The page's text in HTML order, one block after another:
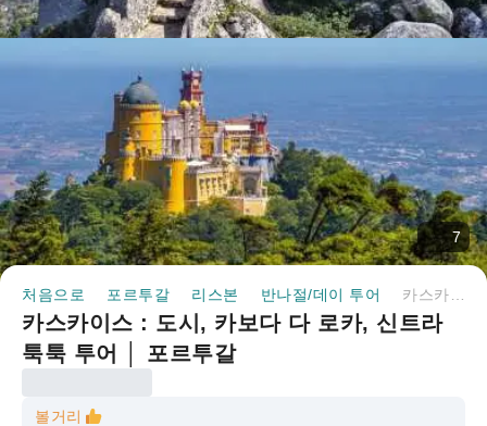
7
처음으로 포르투갈 리스본 반나절/데이 투어
카스카이스 : 도시, 카보다 다 로카, 신트라
툭툭 투어 │ 포르투갈
볼거리